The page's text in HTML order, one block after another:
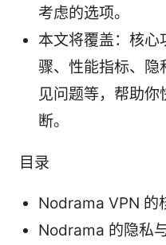
考虑的选项。
本文将覆盖：核心
骤、性能指标、隐
见问题等，帮助你
断。
目录
Nodrama VPN 的
Nodrama 的隐私